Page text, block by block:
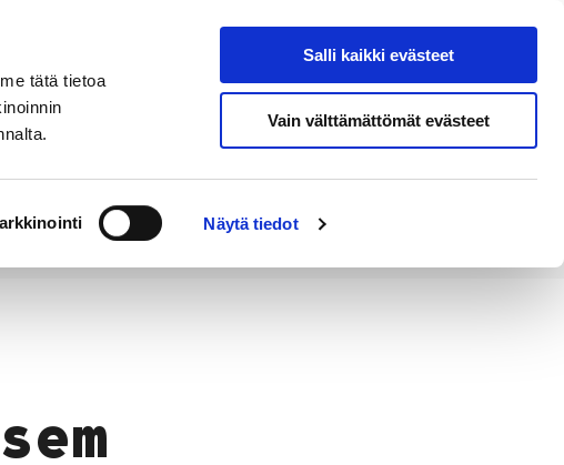
tätä tietoa
Näytä tiedot
Salli kaikki evästeet
Vain välttämättömät evästeet
Hae sivustolta